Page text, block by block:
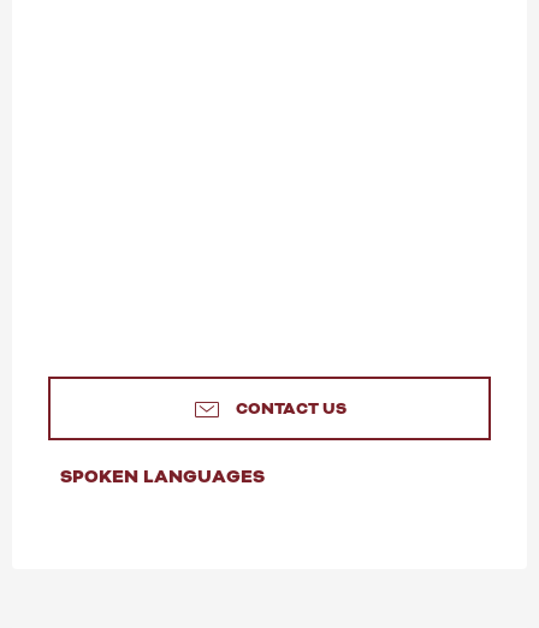
CONTACT US
SPOKEN LANGUAGES
SPOKEN LANGUAGES